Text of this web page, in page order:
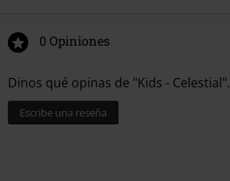
0 Opiniones
Dinos qué opinas de "Kids - Celestial".
Escribe una reseña